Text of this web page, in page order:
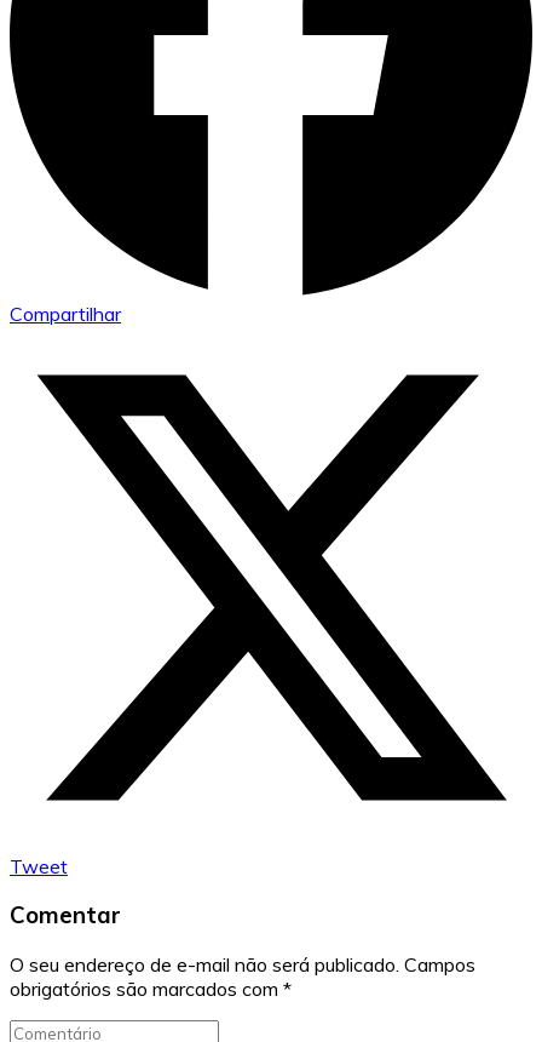
Compartilhar
Tweet
Comentar
O seu endereço de e-mail não será publicado. Campos
obrigatórios são marcados com *